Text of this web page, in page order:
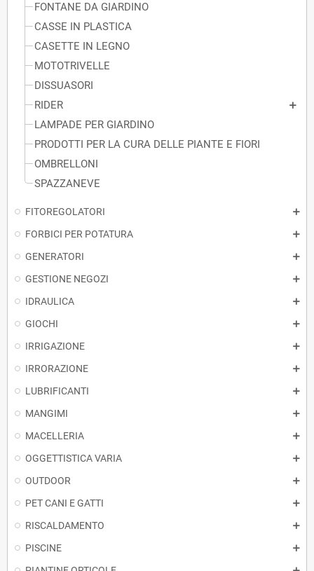
FONTANE DA GIARDINO
CASSE IN PLASTICA
CASETTE IN LEGNO
MOTOTRIVELLE
DISSUASORI
RIDER
LAMPADE PER GIARDINO
PRODOTTI PER LA CURA DELLE PIANTE E FIORI
OMBRELLONI
SPAZZANEVE
FITOREGOLATORI
FORBICI PER POTATURA
GENERATORI
GESTIONE NEGOZI
IDRAULICA
GIOCHI
IRRIGAZIONE
IRRORAZIONE
LUBRIFICANTI
MANGIMI
MACELLERIA
OGGETTISTICA VARIA
OUTDOOR
PET CANI E GATTI
RISCALDAMENTO
PISCINE